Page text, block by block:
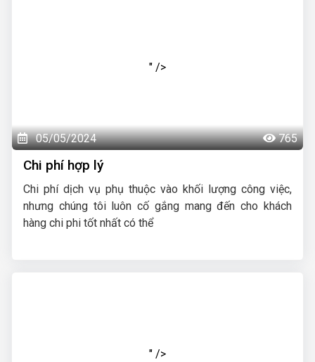
" />
05/05/2024 765
Chi phí hợp lý
Chi phí dịch vụ phụ thuộc vào khối lượng công việc,
nhưng chúng tôi luôn cố gắng mang đến cho khách
hàng chi phi tốt nhất có thể
" />